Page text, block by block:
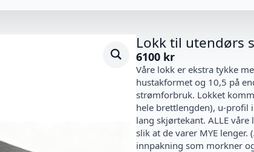
Lokk til utendørs
6100 kr
Våre lokk er ekstra tykke
hustakformet og 10,5 på
strømforbruk. Lokket
hele brettlengden), u-profil
lang skjørtekant. ALLE
slik at de varer MYE
innpakning som morkner